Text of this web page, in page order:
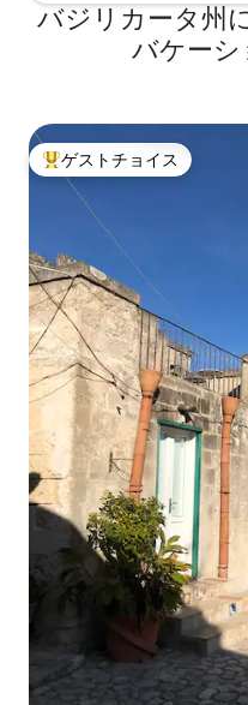
バジリカータ州
バケー
大好評のゲストチョイスで
ゲストチョイス